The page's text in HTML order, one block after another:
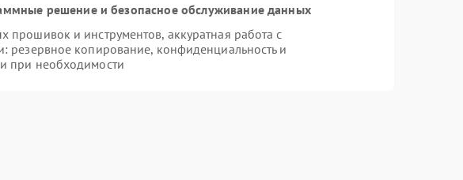
решение и безопасное обслуживание данных
прошивок и инструментов, аккуратная работа с
резервное копирование, конфиденциальность и
при необходимости